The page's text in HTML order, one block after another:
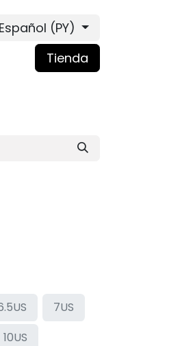
Español (PY)
Tienda
7US
10US